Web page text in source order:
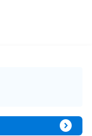
expand_circle_right